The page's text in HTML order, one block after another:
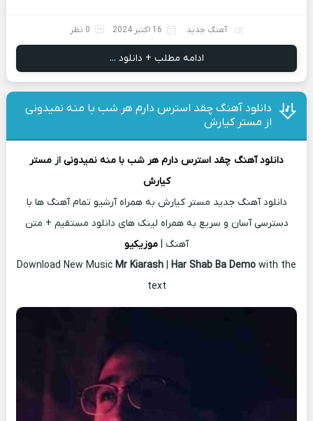
آهنگ جدید 16 اکتبر 2024 0 نظر
ادامه مطلب + دانلود ...
دانلود آهنگ چقد استرس دارم هر شب با منه نمیدونی
از مستر کیارش
دانلود آهنگ چقد استرس دارم هر شب با منه نمیدونی از مستر
کیارش
دانلود آهنگ جدید مستر کیارش به همراه آرشیو تمام آهنگ ها با
دسترسی آسان و سریع به همراه لینک های دانلود مستقیم + متن
آهنگ | موزیکیو
Download New Music Mr Kiarash Har Shab Ba Demo with the
text